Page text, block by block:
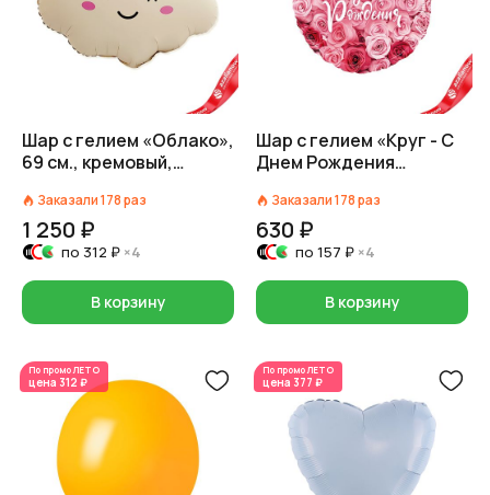
Шар с гелием «Облако»,
69 см., кремовый,
Заказали178раз
1 250 ₽
по 312 ₽ ×4
В корзину
Шар с гелием «Круг - С
Днем Рождения
Заказали178раз
630 ₽
по 157 ₽ ×4
В корзину
По промоЛЕТО
цена 312 ₽
По промоЛЕТО
цена 377 ₽